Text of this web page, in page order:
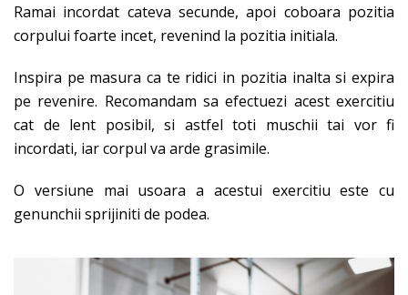
Ramai incordat cateva secunde, apoi coboara pozitia
corpului foarte incet, revenind la pozitia initiala.
Inspira pe masura ca te ridici in pozitia inalta si expira
pe revenire. Recomandam sa efectuezi acest exercitiu
cat de lent posibil, si astfel toti muschii tai vor fi
incordati, iar corpul va arde grasimile.
O versiune mai usoara a acestui exercitiu este cu
genunchii sprijiniti de podea.